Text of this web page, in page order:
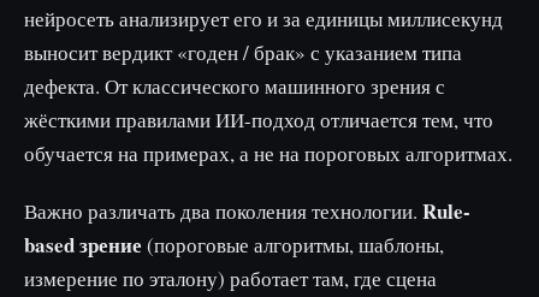
нейросеть анализирует его и за единицы миллисекунд
выносит вердикт «годен / брак» с указанием типа
дефекта. От классического машинного зрения с
жёсткими правилами ИИ-подход отличается тем, что
обучается на примерах, а не на пороговых алгоритмах.
Важно различать два поколения технологии. Rule-
based зрение (пороговые алгоритмы, шаблоны,
измерение по эталону) работает там, где сцена